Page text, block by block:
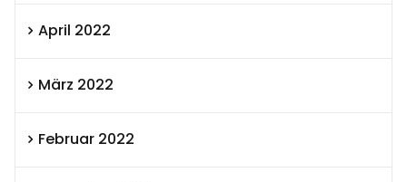
April 2022
März 2022
Februar 2022